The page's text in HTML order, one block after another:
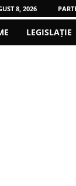
8, 2026
LEGISLAȚIE